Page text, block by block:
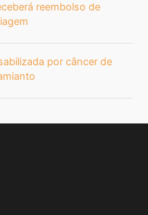
reembolso de
por câncer de